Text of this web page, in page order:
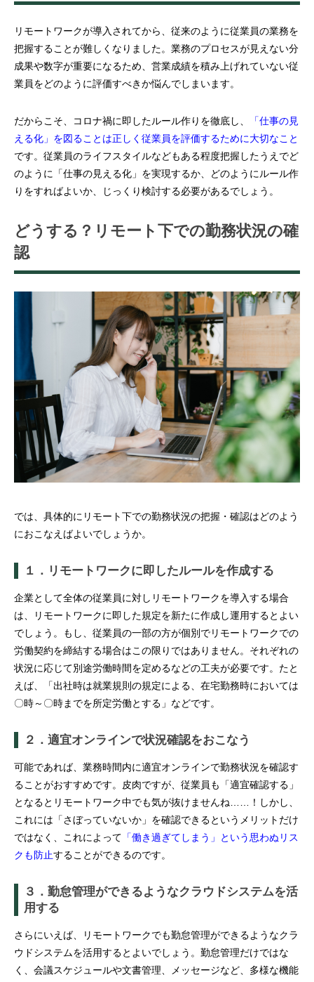
リモートワークが導入されてから、従来のように従業員の業務を
把握することが難しくなりました。業務のプロセスが見えない分
成果や数字が重要になるため、営業成績を積み上げれていない従
業員をどのように評価すべきか悩んでしまいます。
だからこそ、コロナ禍に即したルール作りを徹底し、
「仕事の見
える化」を図ることは正しく従業員を評価するために大切なこと
です。従業員のライフスタイルなどもある程度把握したうえでど
のように「仕事の見える化」を実現するか、どのようにルール作
りをすればよいか、じっくり検討する必要があるでしょう。
どうする？リモート下での勤務状況の確
認
では、具体的にリモート下での勤務状況の把握・確認はどのよう
におこなえばよいでしょうか。
１．リモートワークに即したルールを作成する
企業として全体の従業員に対しリモートワークを導入する場合
は、リモートワークに即した規定を新たに作成し運用するとよい
でしょう。もし、従業員の一部の方が個別でリモートワークでの
労働契約を締結する場合はこの限りではありません。それぞれの
状況に応じて別途労働時間を定めるなどの工夫が必要です。たと
えば、「出社時は就業規則の規定による、在宅勤務時においては
〇時～〇時までを所定労働とする」などです。
２．適宜オンラインで状況確認をおこなう
可能であれば、業務時間内に適宜オンラインで勤務状況を確認す
ることがおすすめです。皮肉ですが、従業員も「適宜確認する」
となるとリモートワーク中でも気が抜けませんね……！しかし、
これには「さぼっていないか」を確認できるというメリットだけ
ではなく、これによって 「働き過ぎてしまう」という思わぬリス
クも防止することができるのです。
３．勤怠管理ができるようなクラウドシステムを活
用する
さらにいえば、リモートワークでも勤怠管理ができるようなクラ
ウドシステムを活用するとよいでしょう。勤怠管理だけではな
く、会議スケジュールや文書管理、メッセージなど、多様な機能